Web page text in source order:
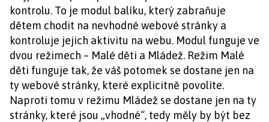
kontrolu. To je modul balíku, který zabraňuje
dětem chodit na nevhodné webové stránky a
kontroluje jejich aktivitu na webu. Modul funguje ve
dvou režimech – Malé děti a Mládež. Režim Malé
děti funguje tak, že váš potomek se dostane jen na
ty webové stránky, které explicitně povolíte.
Naproti tomu v režimu Mládež se dostane jen na ty
stránky, které jsou „vhodné“, tedy měly by být bez